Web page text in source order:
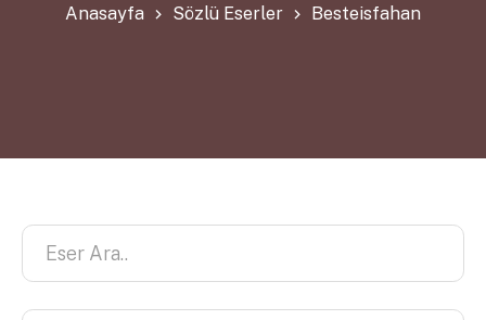
Anasayfa Sözlü Eserler Besteisfahan